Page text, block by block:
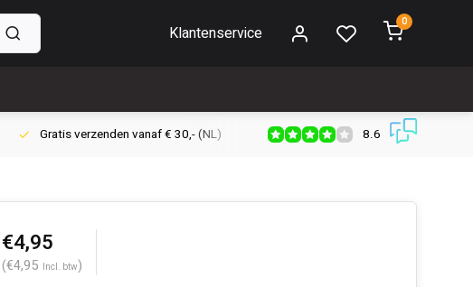
Klantenservice
0
Gratis verzenden vanaf € 30,- (NL) Verzendkosten € 2,95 (NL)
8.6
€4,95
(€4,95 Incl. btw)